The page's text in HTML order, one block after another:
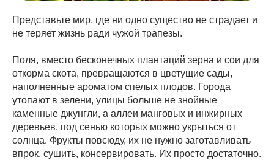
Представьте мир, где ни одно существо не страдает и
не теряет жизнь ради чужой трапезы.
Поля, вместо бесконечных плантаций зерна и сои для
откорма скота, превращаются в цветущие сады,
наполненные ароматом спелых плодов. Города
утопают в зелени, улицы больше не знойные
каменные джунгли, а аллеи манговых и инжирных
деревьев, под сенью которых можно укрыться от
солнца. Фрукты повсюду, их не нужно заготавливать
впрок, сушить, консервировать. Их просто достаточно.